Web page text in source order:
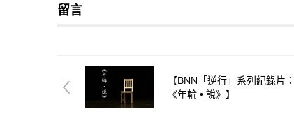
留言
【BNN「逆行」系列紀錄片：
《年輪 • 說》】